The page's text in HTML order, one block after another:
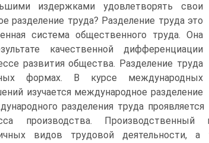
издержками удовлетворять свои
разделение труда? Разделение труда это
система общественного труда. Она
качественной дифференциации
развития общества. Разделение труда
формах. В курсе международных
изучается международное разделение
разделения труда
производства.
видов трудовой деятельности,